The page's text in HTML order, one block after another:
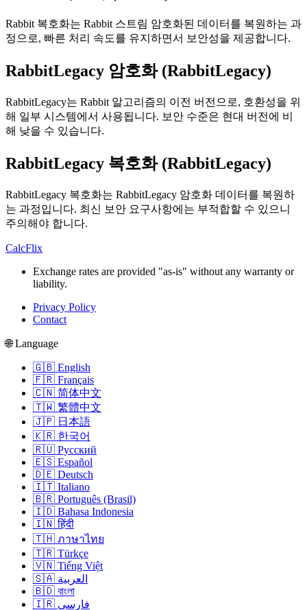
Rabbit 복호화는 Rabbit 스트림 암호화된 데이터를 복원하는 과
정으로, 빠른 처리 속도를 유지하면서 보안성을 제공합니다.
RabbitLegacy 암호화 (RabbitLegacy)
RabbitLegacy는 Rabbit 알고리즘의 이전 버전으로, 호환성을 위
해 일부 시스템에서 사용됩니다. 보안 수준은 현대 버전에 비
해 낮을 수 있습니다.
RabbitLegacy 복호화 (RabbitLegacy)
RabbitLegacy 복호화는 RabbitLegacy 암호화 데이터를 복원하
는 과정입니다. 최신 보안 요구사항에는 부적합할 수 있으니
주의해야 합니다.
CalcFlix
Exchange rates are provided "as-is" without any warranty or
liability.
Privacy Policy
Contact
🌐 Language
🇬🇧 English
🇫🇷 Français
🇨🇳 简体中文
🇹🇼 繁體中文
🇯🇵 日本語
🇰🇷 한국어
🇷🇺 Русский
🇪🇸 Español
🇩🇪 Deutsch
🇮🇹 Italiano
🇧🇷 Português (Brasil)
🇮🇩 Bahasa Indonesia
🇮🇳 हिंदी
🇹🇭 ภาษาไทย
🇹🇷 Türkçe
🇻🇳 Tiếng Việt
🇸🇦 العربية
🇧🇩 বাংলা
🇮🇷 فارسی